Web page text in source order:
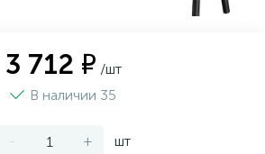
3 712 ₽ /шт
В наличии 35
- + шт